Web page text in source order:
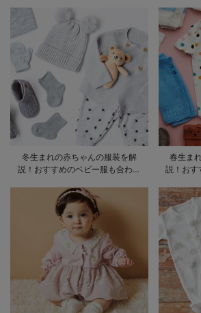
冬生まれの赤ちゃんの服装を解
説！おすすめのベビー服も合わせ
春生ま
説！おす